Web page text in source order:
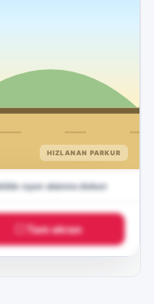
⛶ Tam ekran